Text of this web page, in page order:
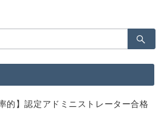
率的】認定アドミニストレーター合格